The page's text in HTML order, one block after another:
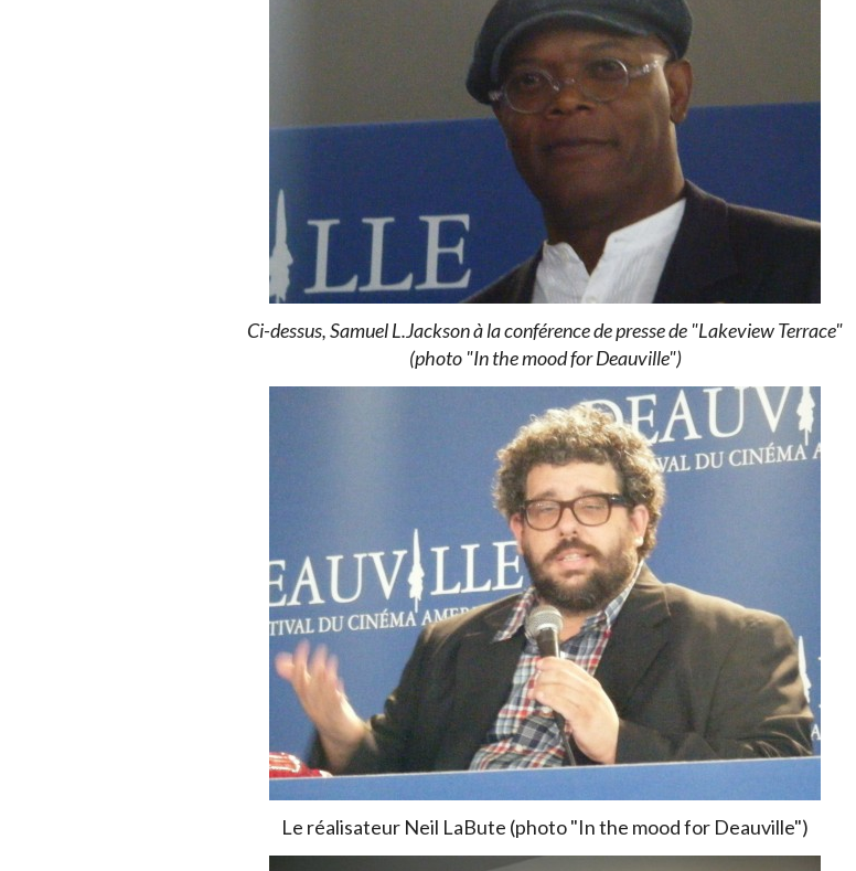
Ci-dessus, Samuel L.Jackson à la conférence de presse de "Lakeview Terrace"
(photo "In the mood for Deauville")
Le réalisateur Neil LaBute (photo "In the mood for Deauville")